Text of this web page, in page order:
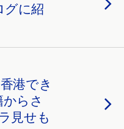
グに紹
港でき
らさ
見せも